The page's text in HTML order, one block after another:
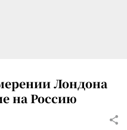
Лондона
на Россию